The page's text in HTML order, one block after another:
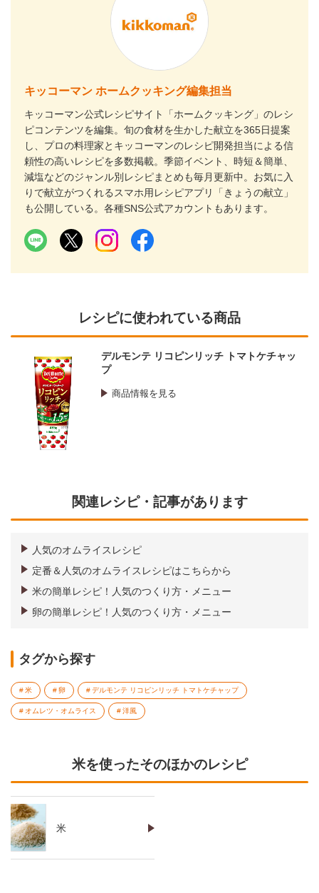
キッコーマン ホームクッキング編集担当
キッコーマン公式レシピサイト「ホームクッキング」のレシ
ピコンテンツを編集。旬の食材を生かした献立を365日提案
し、プロの料理家とキッコーマンのレシピ開発担当による信
頼性の高いレシピを多数掲載。季節イベント、時短＆簡単、
減塩などのジャンル別レシピまとめも毎月更新中。お気に入
りで献立がつくれるスマホ用レシピアプリ「きょうの献立」
も公開している。各種SNS公式アカウントもあります。
レシピに使われている商品
デルモンテ リコピンリッチ トマトケチャッ
プ
商品情報を見る
関連レシピ・記事があります
人気のオムライスレシピ
定番＆人気のオムライスレシピはこちらから
米の簡単レシピ！人気のつくり方・メニュー
卵の簡単レシピ！人気のつくり方・メニュー
タグから探す
米 卵 デルモンテ リコピンリッチ トマトケチャップ
オムレツ・オムライス 洋風
米を使ったそのほかのレシピ
米